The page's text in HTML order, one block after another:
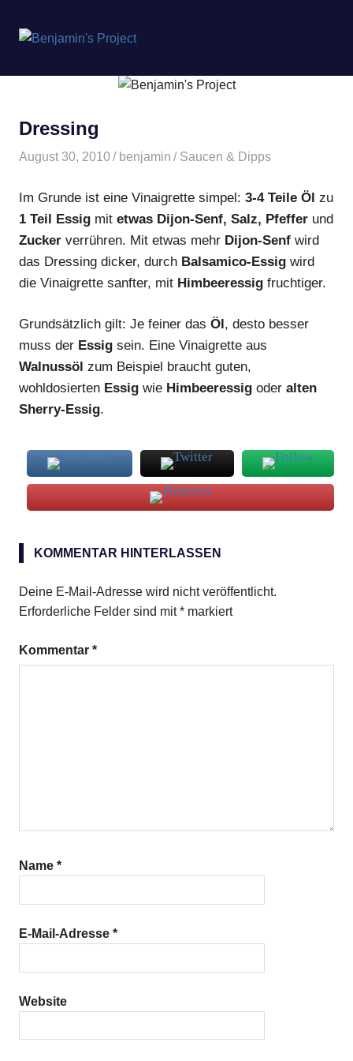
springen
Project
Dressing
August 30, 2010 benjamin Saucen & Dipps
Im Grunde ist eine Vinaigrette simpel: 3-4 Teile Öl zu
1 Teil Essig mit etwas Dijon-Senf, Salz, Pfeffer und
Zucker verrühren. Mit etwas mehr Dijon-Senf wird
das Dressing dicker, durch Balsamico-Essig wird
die Vinaigrette sanfter, mit Himbeeressig fruchtiger.
Grundsätzlich gilt: Je feiner das Öl, desto besser
muss der Essig sein. Eine Vinaigrette aus
Walnussöl zum Beispiel braucht guten,
wohldosierten Essig wie Himbeeressig oder alten
Sherry-Essig.
KOMMENTAR HINTERLASSEN
Deine E-Mail-Adresse wird nicht veröffentlicht.
Erforderliche Felder sind mit* markiert
Kommentar *
Name *
E-Mail-Adresse *
Website